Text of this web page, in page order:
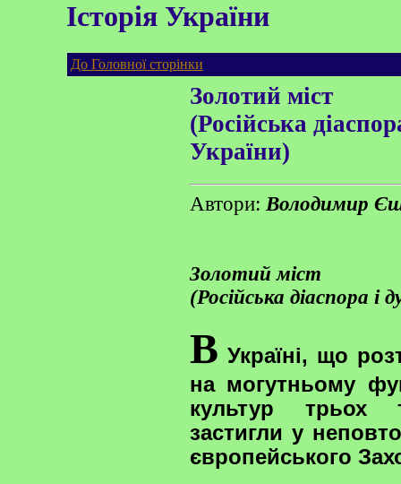
Історія України
До Головної сторінки
Золотий міст
(Російська
України)
Автори: Володимир
Золотий міст
(Російська діаспора і
В Україні, що
на могутньому
культур трьох
застигли у
європейського